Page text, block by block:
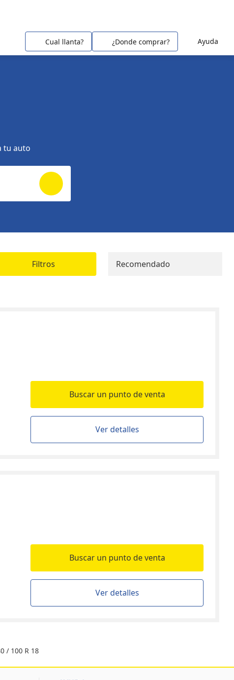
Ayuda
Cual llanta? ¿Donde comprar?
tu auto
Filtros Recomendado
Buscar un punto de venta
Ver detalles
Buscar un punto de venta
Ver detalles
/ 100 R 18